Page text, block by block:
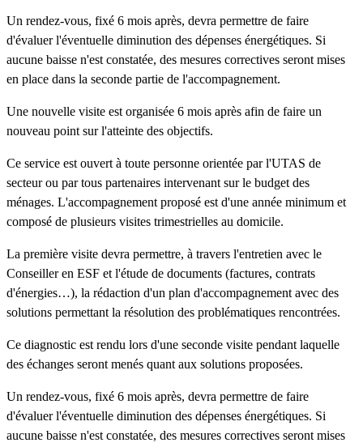
Un rendez-vous, fixé 6 mois après, devra permettre de faire
d'évaluer l'éventuelle diminution des dépenses énergétiques. Si
aucune baisse n'est constatée, des mesures correctives seront mises
en place dans la seconde partie de l'accompagnement.
Une nouvelle visite est organisée 6 mois après afin de faire un
nouveau point sur l'atteinte des objectifs.
Ce service est ouvert à toute personne orientée par l'UTAS de
secteur ou par tous partenaires intervenant sur le budget des
ménages. L'accompagnement proposé est d'une année minimum et
composé de plusieurs visites trimestrielles au domicile.
La première visite devra permettre, à travers l'entretien avec le
Conseiller en ESF et l'étude de documents (factures, contrats
d'énergies…), la rédaction d'un plan d'accompagnement avec des
solutions permettant la résolution des problématiques rencontrées.
Ce diagnostic est rendu lors d'une seconde visite pendant laquelle
des échanges seront menés quant aux solutions proposées.
Un rendez-vous, fixé 6 mois après, devra permettre de faire
d'évaluer l'éventuelle diminution des dépenses énergétiques. Si
aucune baisse n'est constatée, des mesures correctives seront mises